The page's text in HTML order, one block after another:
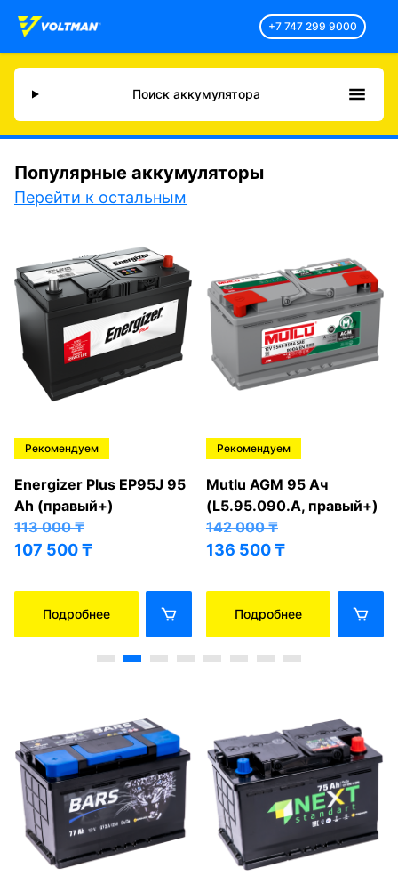
+7 747 299 9000
Поиск аккумулятора
Популярные аккумуляторы
Перейти к остальным
Рекомендуем
Energizer Plus EP95J 95
Ah (правый+)
113 000₸
107 500₸
Подробнее
Рекомендуем
Mutlu AGM 95 Ач
(L5.95.090.A, правый+)
142 000₸
136 500₸
Подробнее